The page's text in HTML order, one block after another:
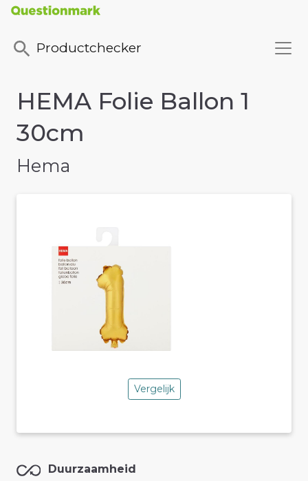
Productchecker
HEMA Folie Ballon 1
30cm
Hema
Vergelijk
Duurzaamheid